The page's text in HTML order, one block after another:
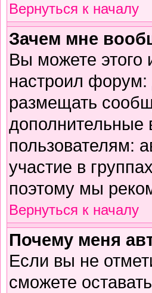
Вернуться к началу
Зачем мне
Вы можете этого
настроил форум:
размещать
дополнительные
пользователям:
участие в
поэтому мы
Вернуться к началу
Почему меня
Если вы не
сможете